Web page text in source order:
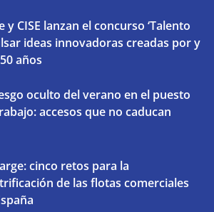
CISE lanzan el concurso ‘Talento
ideas innovadoras creadas por y
años
oculto del verano en el puesto
accesos que no caducan
cinco retos para la
de las flotas comerciales